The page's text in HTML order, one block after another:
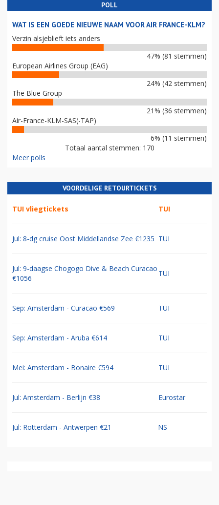
POLL
WAT IS EEN GOEDE NIEUWE NAAM VOOR AIR FRANCE-KLM?
Verzin alsjeblieft iets anders
47% (81 stemmen)
European Airlines Group (EAG)
24% (42 stemmen)
The Blue Group
21% (36 stemmen)
Air-France-KLM-SAS(-TAP)
6% (11 stemmen)
Totaal aantal stemmen: 170
Meer polls
VOORDELIGE RETOURTICKETS
TUI vliegtickets TUI
Jul: 8-dg cruise Oost Middellandse Zee €1235 TUI
Jul: 9-daagse Chogogo Dive & Beach Curacao
€1056
TUI
Sep: Amsterdam - Curacao €569 TUI
Sep: Amsterdam - Aruba €614 TUI
Mei: Amsterdam - Bonaire €594 TUI
Jul: Amsterdam - Berlijn €38 Eurostar
Jul: Rotterdam - Antwerpen €21 NS